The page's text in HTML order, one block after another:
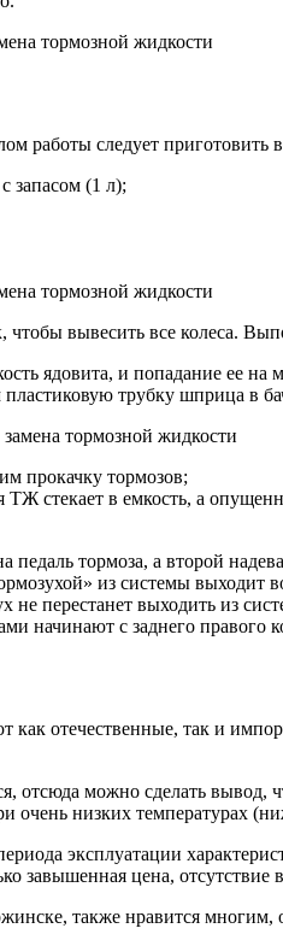
работы следует приготовить
запасом (1 л);
вывесить все колеса.
ядовита, и попадание ее на
трубку шприца в
прокачку тормозов;
стекает в емкость, а
тормоза, а второй
из системы выходит
перестанет выходить из
с заднего правого
отечественные, так и
можно сделать вывод,
очень низких температурах
эксплуатации
завышенная цена,
также нравится